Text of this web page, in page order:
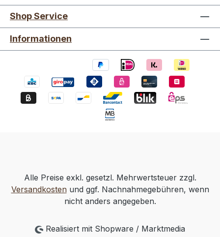
Shop Service
Informationen
Alle Preise exkl. gesetzl. Mehrwertsteuer zzgl.
Versandkostenund ggf. Nachnahmegebühren, wenn
nicht anders angegeben.
Realisiert mit Shopware / Marktmedia